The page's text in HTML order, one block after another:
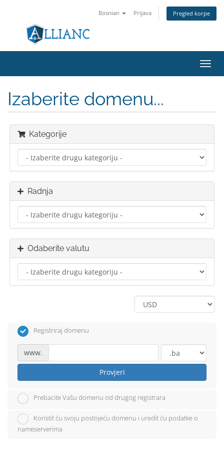
Bosnian Prijava Pregled korpe
Izaberite domenu...
Kategorije
Radnja
Odaberite valutu
Registriraj domenu
www.
Provjeri
Prebacite Vašu domenu od drugog registrara
Koristit ću svoju postojeću domenu i uredit ću podatke o
nameserverima